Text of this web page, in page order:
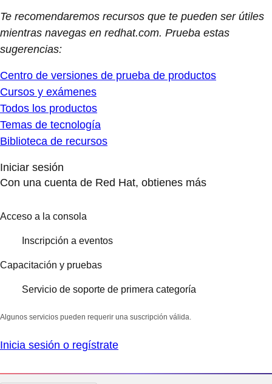
Te recomendaremos recursos que te pueden ser útiles
mientras navegas en redhat.com. Prueba estas
sugerencias:
Centro de versiones de prueba de productos
Cursos y exámenes
Todos los productos
Temas de tecnología
Biblioteca de recursos
Iniciar sesión
Con una cuenta de Red Hat, obtienes más
Acceso a la consola
Inscripción a eventos
Capacitación y pruebas
Servicio de soporte de primera categoría
Algunos servicios pueden requerir una suscripción válida.
Inicia sesión o regístrate